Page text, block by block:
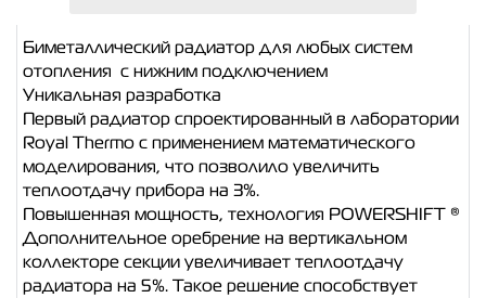
Биметаллический радиатор для любых систем
отопления с нижним подключением
Уникальная разработка
Первый радиатор спроектированный в лаборатории
Royal Thermo с применением математического
моделирования, что позволило увеличить
теплоотдачу прибора на 3%.
Повышенная мощность, технология POWERSHIFT ®
Дополнительное оребрение на вертикальном
коллекторе секции увеличивает теплоотдачу
радиатора на 5%. Такое решение способствует